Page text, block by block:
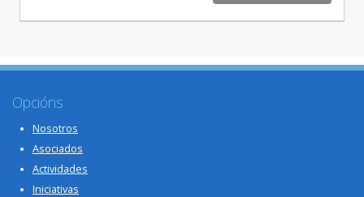
Opcións
Nosotros
Asociados
Actividades
Iniciativas